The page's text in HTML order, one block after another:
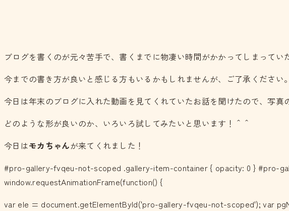
ブログを書くのが元々苦手で、書くまでに物凄い時間がかかってしまって
今までの書き方が良いと感じる方もいるかもしれませんが、ご了承ください。
今日は年末のブログに入れた動画を見てくれていたお話を聞けたので、写
どのような形が良いのか、いろいろ試してみたいと思います！＾＾
今日はモカちゃんが来てくれました！
#pro-gallery-fvqeu-not-scoped .gallery-item-container { opacity: 0 } #pro-
window.requestAnimationFrame(function() {
var ele = document.getElementById('pro-gallery-fvqeu-not-scoped'); var